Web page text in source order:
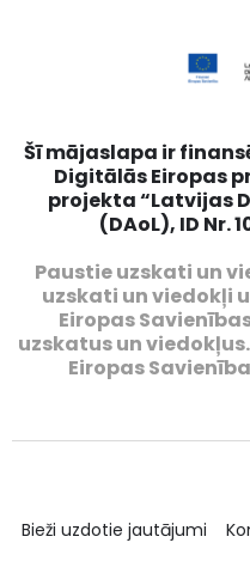
Šī mājaslapa ir
Digitālās Eiropas
projekta “Latvijas
(DAoL), ID Nr.
Paustie uzskati un
uzskati un viedokļi
Eiropas
uzskatus un
Eiropas
Bieži uzdotie jautājumi